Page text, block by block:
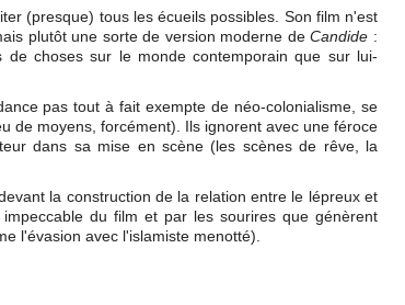
(presque) tous les écueils possibles. Son film n'est
plutôt une sorte de version moderne deCandide :
choses sur le monde contemporain que sur lui-
pas tout à fait exempte de néo-colonialisme, se
de moyens, forcément). Ils ignorent avec une féroce
dans sa mise en scène (les scènes de rêve, la
la construction de la relation entre le lépreux et
du film et par les sourires que génèrent
l'évasion avec l'islamiste menotté).